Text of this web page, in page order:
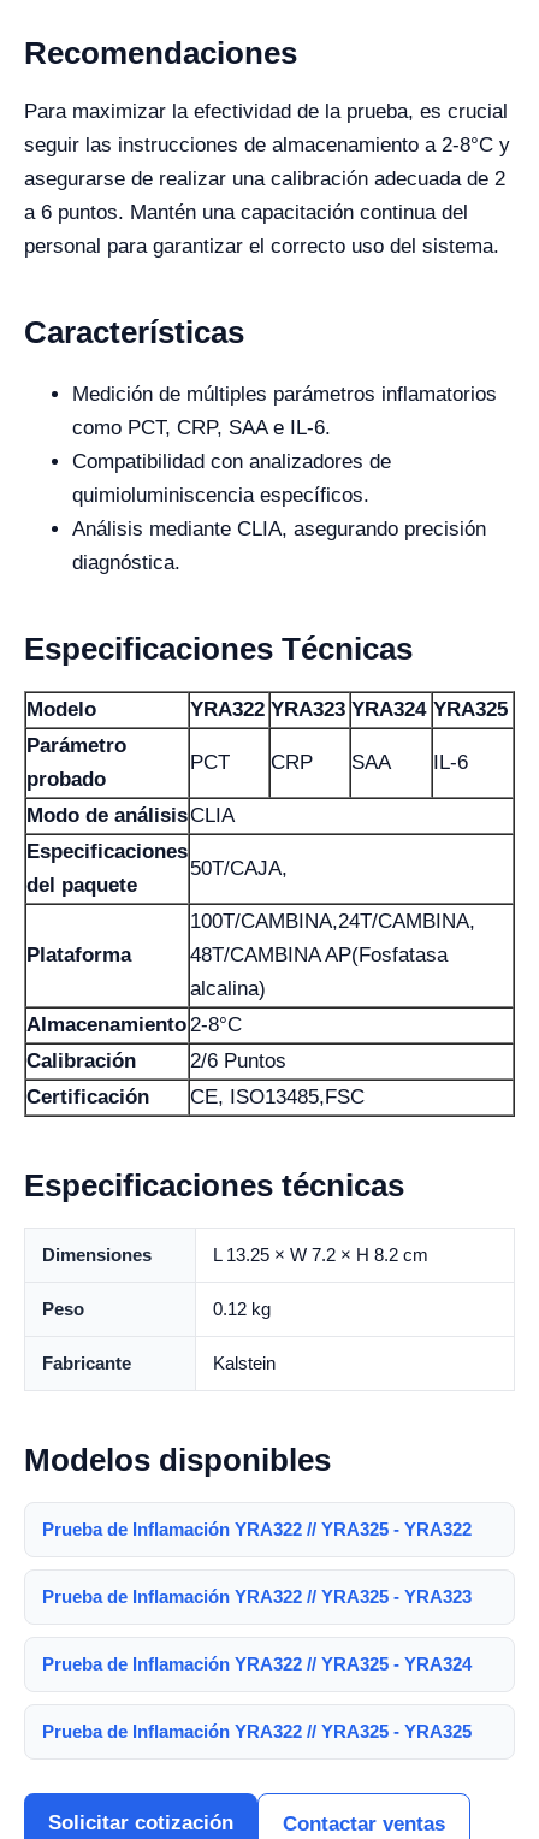
Recomendaciones
Para maximizar la efectividad de la prueba, es crucial
seguir las instrucciones de almacenamiento a 2-8°C y
asegurarse de realizar una calibración adecuada de 2
a 6 puntos. Mantén una capacitación continua del
personal para garantizar el correcto uso del sistema.
Características
Medición de múltiples parámetros inflamatorios
como PCT, CRP, SAA e IL-6.
Compatibilidad con analizadores de
quimioluminiscencia específicos.
Análisis mediante CLIA, asegurando precisión
diagnóstica.
Especificaciones Técnicas
Modelo YRA322 YRA323 YRA324 YRA325
Parámetro
probado
PCT CRP SAA IL-6
Modo de análisisCLIA
Especificaciones
del paquete
50T/CAJA,
Plataforma
100T/CAMBINA,24T/CAMBINA,
48T/CAMBINA AP(Fosfatasa
alcalina)
Almacenamiento2-8°C
Calibración
2/6 Puntos
Certificación
CE, ISO13485,FSC
Especificaciones técnicas
Dimensiones L 13.25 × W 7.2 × H 8.2 cm
Peso 0.12 kg
Fabricante Kalstein
Modelos disponibles
Prueba de Inflamación YRA322 // YRA325 - YRA322
Prueba de Inflamación YRA322 // YRA325 - YRA323
Prueba de Inflamación YRA322 // YRA325 - YRA324
Prueba de Inflamación YRA322 // YRA325 - YRA325
Solicitar cotización Contactar ventas